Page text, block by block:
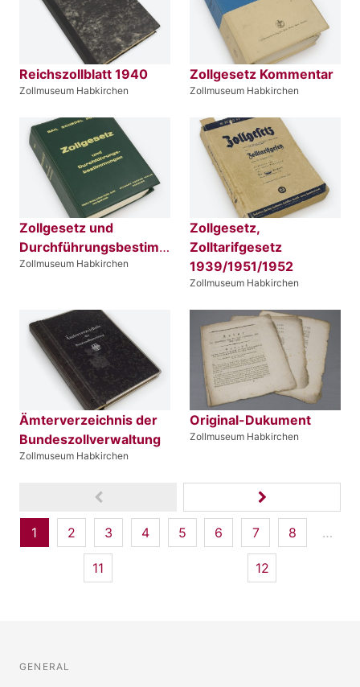
Reichszollblatt 1940
Zollmuseum Habkirchen
Zollgesetz Kommentar
Zollmuseum Habkirchen
Zollgesetz und
Durchführungsbestimmungen
Zollmuseum Habkirchen
Zollgesetz,
Zolltarifgesetz
1939/1951/1952
Zollmuseum Habkirchen
Ämterverzeichnis der
Bundeszollverwaltung
Zollmuseum Habkirchen
Original-Dukument
Zollmuseum Habkirchen
1 2 3 4 5 6 7 8 …
11 12
GENERAL